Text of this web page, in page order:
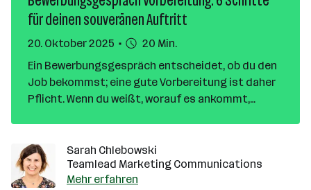
für deinen souveränen Auftritt
20. Oktober 2025
20 Min.
Ein Bewerbungsgespräch entscheidet, ob du den
Job bekommst; eine gute Vorbereitung ist daher
Pflicht. Wenn du weißt, worauf es ankommt,
gezielt auf das Gespräch vorbereitest: von der
Recherche über Selbstpräsentation und
Gehaltsfrage bis zum souveränen Online-Auftritt.
Sarah Chlebowski
Teamlead Marketing Communications
Mehr erfahren